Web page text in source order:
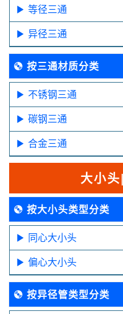
等径三通
异径三通
按三通材质分类
不锈钢三通
碳钢三通
合金三通
大小
按大小头类型分类
同心大小头
偏心大小头
按异径管类型分类